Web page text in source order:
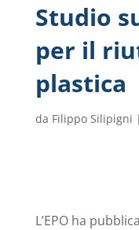
Studio
per il
plastica
da Filippo Silipigni |
L’EPO ha